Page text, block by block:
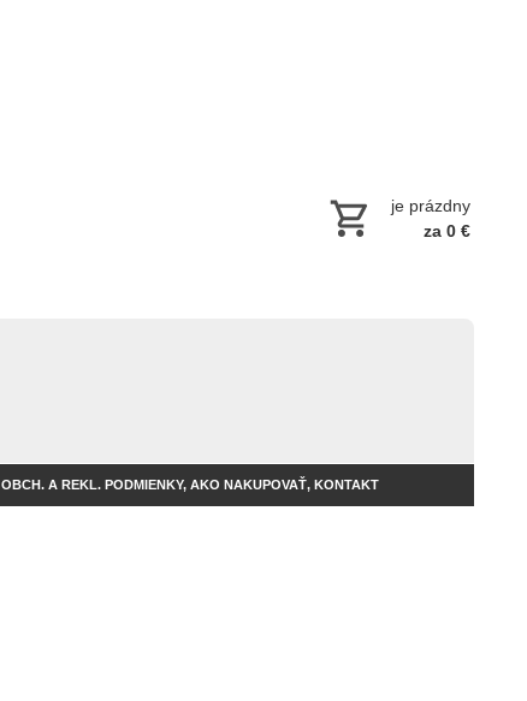
je prázdny
za 0 €
OBCH. A REKL. PODMIENKY, AKO NAKUPOVAŤ, KONTAKT